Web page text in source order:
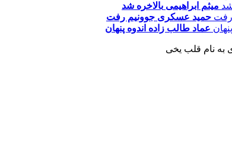
میثم ابراهیمی بالاخره شد
حمید عسکری جوونیم رفت
عماد طالب زاده اندوه پنهان
به نام قلب یخی